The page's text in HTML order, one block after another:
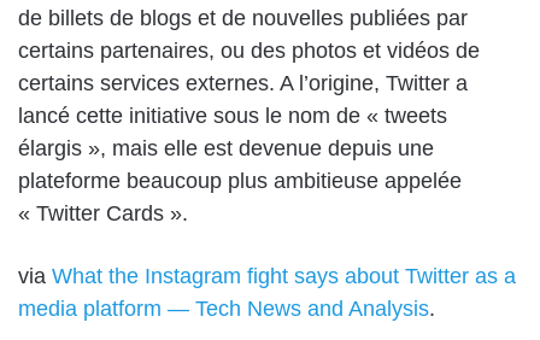
de billets de blogs et de nouvelles publiées par
certains partenaires, ou des photos et vidéos de
certains services externes. A l’origine, Twitter a
lancé cette initiative sous le nom de « tweets
élargis », mais elle est devenue depuis une
plateforme beaucoup plus ambitieuse appelée
« Twitter Cards ».
via What the Instagram fight says about Twitter as a
media platform — Tech News and Analysis.